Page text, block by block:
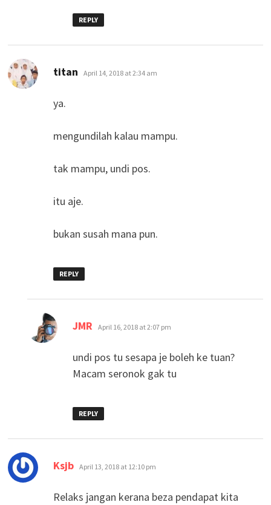
REPLY
titan says:
April 14, 2018 at 2:34 am
ya.
mengundilah kalau mampu.
tak mampu, undi pos.
itu aje.
bukan susah mana pun.
REPLY
JMR says:
April 16, 2018 at 2:07 pm
undi pos tu sesapa je boleh ke tuan?
Macam seronok gak tu
REPLY
Ksjb says:
April 13, 2018 at 12:10 pm
Relaks jangan kerana beza pendapat kita